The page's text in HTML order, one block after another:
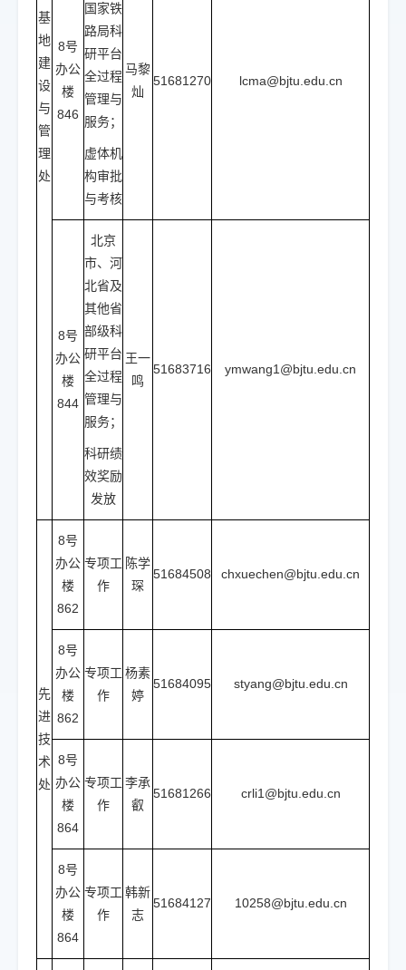
基
地
建
设
与
管
理
处
8号
办公
楼
846
国家铁
路局科
研平台
全过程
管理与
服务；
虚体机
构审批
与考核
马黎
灿
51681270 lcma@bjtu.edu.cn
8号
办公
楼
844
北京
市、河
北省及
其他省
部级科
研平台
全过程
管理与
服务；
科研绩
效奖励
发放
王一
鸣
51683716 ymwang1@bjtu.edu.cn
先
进
技
术
处
8号
办公
楼
862
专项工
作
陈学
琛
51684508 chxuechen@bjtu.edu.cn
8号
办公
楼
862
专项工
作
杨素
婷
51684095 styang@bjtu.edu.cn
8号
办公
楼
864
专项工
作
李承
叡
51681266 crli1@bjtu.edu.cn
8号
办公
楼
864
专项工
作
韩新
志
51684127 10258@bjtu.edu.cn